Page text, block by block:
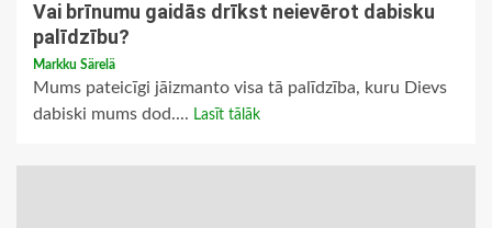
Vai brīnumu gaidās drīkst neievērot dabisku
palīdzību?
Markku Särelä
Mums pateicīgi jāizmanto visa tā palīdzība, kuru Dievs
dabiski mums dod.... Lasīt tālāk